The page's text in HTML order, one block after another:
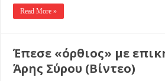
Read More »
Έπεσε «όρθιος» με
Άρης Σύρου (Βίντεο)